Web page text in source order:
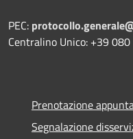
PEC:
Centralino Unico: +39
Prenotazione
Segnalazione